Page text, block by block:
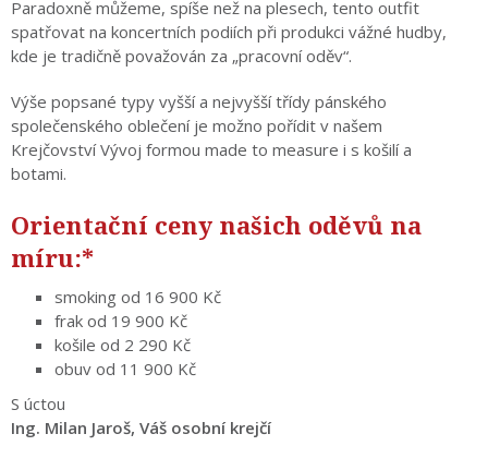
Paradoxně můžeme, spíše než na plesech, tento outfit
spatřovat na koncertních podiích při produkci vážné hudby,
kde je tradičně považován za „pracovní oděv“.
Výše popsané typy vyšší a nejvyšší třídy pánského
společenského oblečení je možno pořídit v našem
Krejčovství Vývoj formou made to measure i s košilí a
botami.
Orientační ceny našich oděvů na
míru:*
smoking od 16 900 Kč
frak od 19 900 Kč
košile od 2 290 Kč
obuv od 11 900 Kč
S úctou
Ing. Milan Jaroš, Váš osobní krejčí